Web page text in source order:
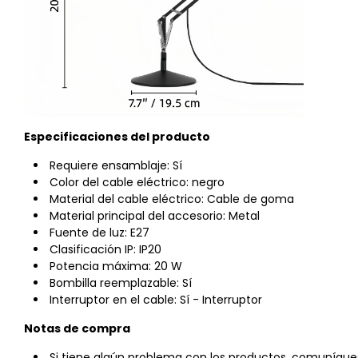
Especificaciones del producto
Requiere ensamblaje: Sí
Color del cable eléctrico: negro
Material del cable eléctrico: Cable de goma
Material principal del accesorio: Metal
Fuente de luz: E27
Clasificación IP: IP20
Potencia máxima: 20 W
Bombilla reemplazable: Sí
Interruptor en el cable: Sí - Interruptor
Notas de compra